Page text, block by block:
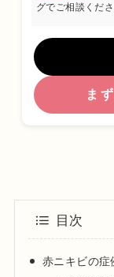
グでご相談くださ
ま
目次
赤ニキビの症